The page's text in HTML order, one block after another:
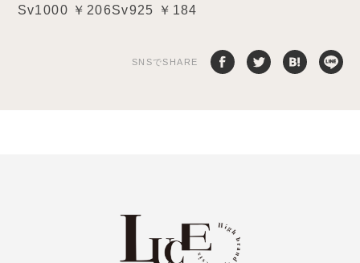
Sv1000 ￥206Sv925 ￥184
SNSでSHARE